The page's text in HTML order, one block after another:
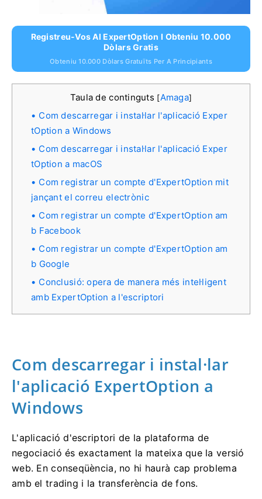
Registreu-Vos Al ExpertOption I Obteniu 10.000
Dòlars Gratis
Obteniu 10.000 Dòlars Gratuïts Per A Principiants
Taula de continguts [Amaga]
Com descarregar i instal·lar l'aplicació Exper
tOption a Windows
Com descarregar i instal·lar l'aplicació Exper
tOption a macOS
Com registrar un compte d'ExpertOption mit
jançant el correu electrònic
Com registrar un compte d'ExpertOption am
b Facebook
Com registrar un compte d'ExpertOption am
b Google
Conclusió: opera de manera més intel·ligent
amb ExpertOption a l'escriptori
Com descarregar i instal·lar
l'aplicació ExpertOption a
Windows
L'aplicació d'escriptori de la plataforma de
negociació és exactament la mateixa que la versió
web. En conseqüència, no hi haurà cap problema
amb el trading i la transferència de fons.